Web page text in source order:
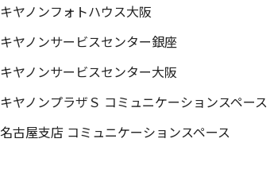
キヤノンフォトハウス大阪
キヤノンサービスセンター銀座
キヤノンサービスセンター大阪
キヤノンプラザＳ コミュニケーションスペース
名古屋支店 コミュニケーションスペース